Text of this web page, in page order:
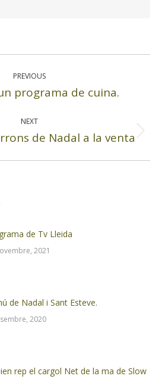
PREVIOUS
Previous
programa de cuina.
NEXT
Next
de Nadal a la venta
de Tv Lleida
2021
de Nadal i Sant Esteve.
2020
rep el cargol Net de la ma de Slow